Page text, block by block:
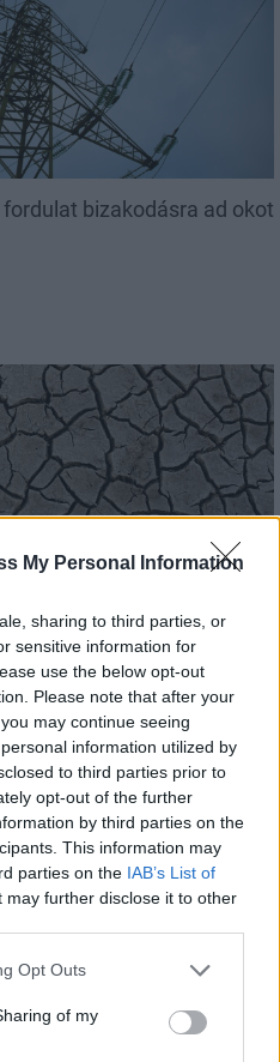
My Personal Information
sharing to third parties, or
sensitive information for
use the below opt-out
Please note that after your
may continue seeing
information utilized by
to third parties prior to
opt-out of the further
by third parties on the
This information may
parties on the IAB’s List of
may further disclose it to other
uses one or more Google
behaviour. You may click to
and its third-party tags to
Opt Outs
of my
bizakodásra ad okot
üzemben tartható